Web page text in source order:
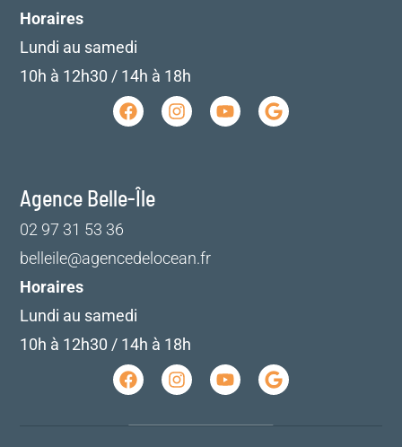
Horaires
Lundi au samedi
10h à 12h30 / 14h à 18h
Agence Belle-Île
02 97 31 53 36
belleile@agencedelocean.fr
Horaires
Lundi au samedi
10h à 12h30 / 14h à 18h